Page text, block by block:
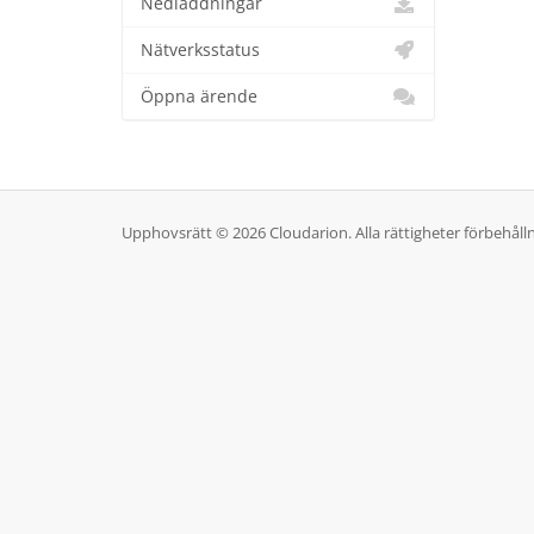
Nätverksstatus
Öppna ärende
Upphovsrätt © 2026 Cloudarion. Alla rättigheter